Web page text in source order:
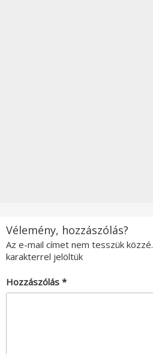
Vélemény, hozzászólás?
Az e-mail címet nem tesszük közzé.
karakterrel jelöltük
Hozzászólás *